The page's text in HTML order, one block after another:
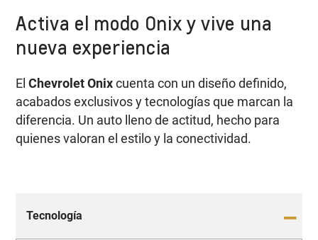
Activa el modo Onix y vive una
nueva experiencia
ElChevrolet Onixcuenta con un diseño definido,
acabados exclusivos y tecnologías que marcan la
diferencia. Un auto lleno de actitud, hecho para
quienes valoran el estilo y la conectividad.
Tecnología